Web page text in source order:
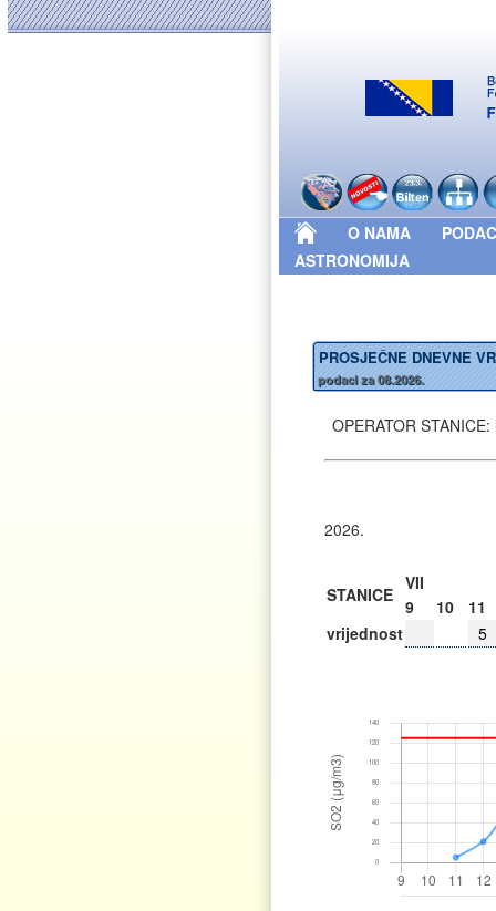
O NAMA
ASTRONOMIJA
PROSJEČNE DNEVNE
podaci za 08.2026.
OPERATOR STANICE:
2026.
STANICE
VII
9
10
11
vrijednost
5